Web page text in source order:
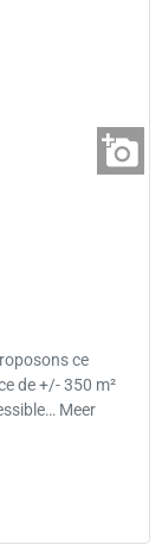
ce
de +/- 350 m²
Meer